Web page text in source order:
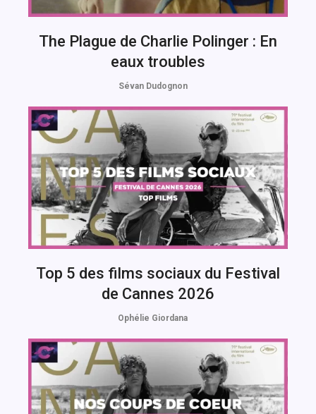
The Plague de Charlie Polinger : En
eaux troubles
Sévan Dudognon
Top 5 des films sociaux du Festival
de Cannes 2026
Ophélie Giordana